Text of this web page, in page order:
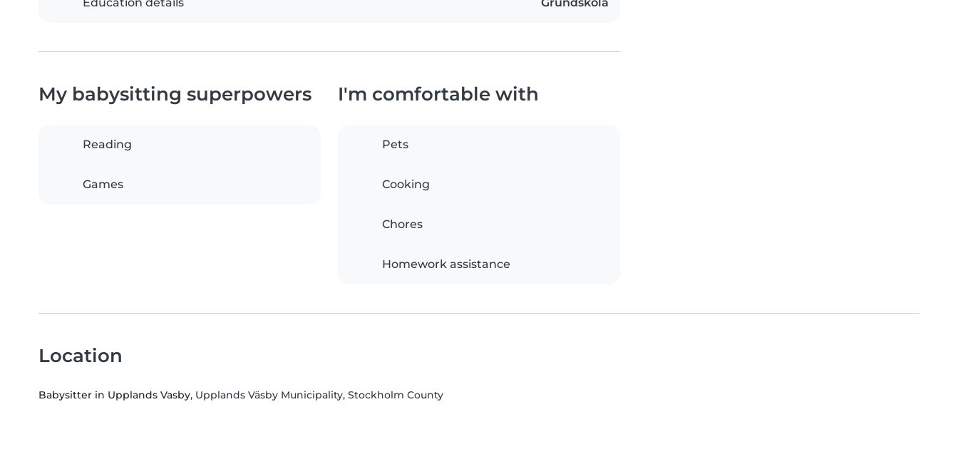
My babysitting superpowers
Reading
Games
I'm comfortable with
Pets
Cooking
Chores
Homework assistance
Location
Babysitter in Upplands Vasby, Upplands Väsby Municipality, Stockholm County